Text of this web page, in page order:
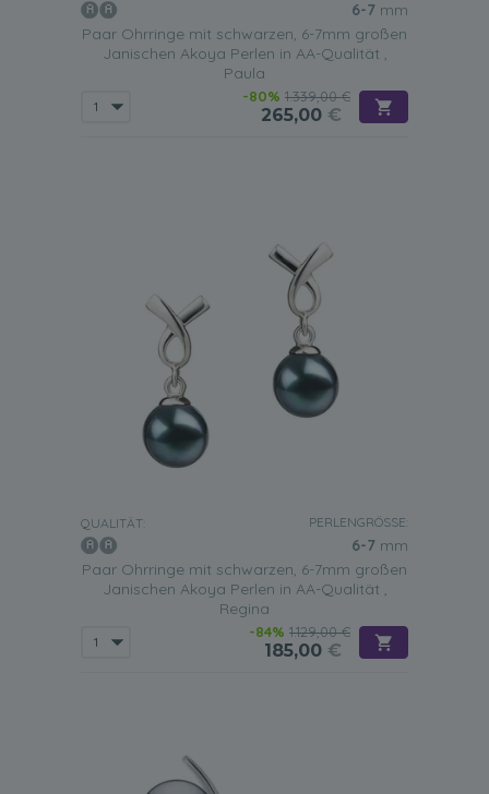
6-7 mm
Paar Ohrringe mit schwarzen, 6-7mm großen
Janischen Akoya Perlen in AA-Qualität ,
Paula
-80% 1.339,00 €
265,00 €
QUALITÄT: PERLENGRÖSSE:
6-7 mm
Paar Ohrringe mit schwarzen, 6-7mm großen
Janischen Akoya Perlen in AA-Qualität ,
Regina
-84% 1.129,00 €
185,00 €